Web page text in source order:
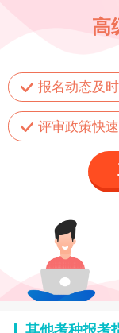
高
报名动态及
评审政策快